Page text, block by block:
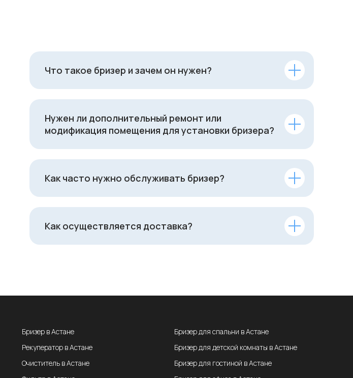
Что такое бризер и зачем он нужен?
Нужен ли дополнительный ремонт или
модификация помещения для установки бризера?
Как часто нужно обслуживать бризер?
Как осуществляется доставка?
Бризер в Астане
Рекуператор в Астане
Очиститель в Астане
Бризер для спальни в Астане
Бризер для детской комнаты в Астане
Бризер для гостиной в Астане